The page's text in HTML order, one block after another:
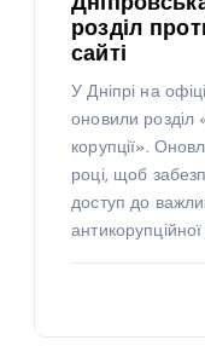
розділ
сайті
У Дніпрі на
оновили розділ
корупції».
році, щоб
доступ до
антикорупційної